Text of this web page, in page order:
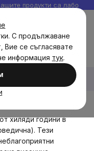
С продължаване
Вие се съгласявате
информация тук.
продукти са
добавки
хиляди години в
Тези